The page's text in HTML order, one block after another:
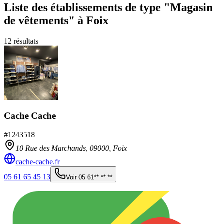
Liste des établissements de type "Magasin
de vêtements" à Foix
12 résultats
Cache Cache
#1243518
10 Rue des Marchands, 09000 Foix
cache-cache.fr
05 61 65 45 13
Voir 05 61** ** **